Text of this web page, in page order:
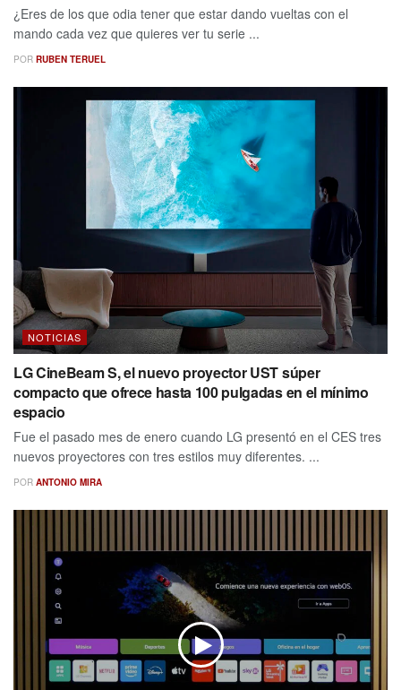
¿Eres de los que odia tener que estar dando vueltas con el
mando cada vez que quieres ver tu serie ...
POR RUBEN TERUEL
NOTICIAS
LG CineBeam S, el nuevo proyector UST súper
compacto que ofrece hasta 100 pulgadas en el mínimo
espacio
Fue el pasado mes de enero cuando LG presentó en el CES tres
nuevos proyectores con tres estilos muy diferentes. ...
POR ANTONIO MIRA